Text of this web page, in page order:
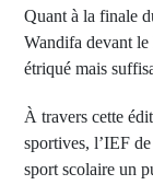
Quant à la finale
Wandifa devant
étriqué mais
À travers cette
sportives, l’IEF
sport scolaire un